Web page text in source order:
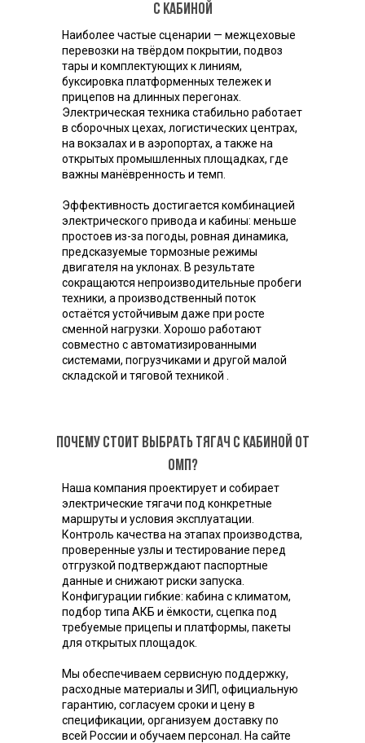
с кабиной
Наиболее частые сценарии — межцеховые
перевозки на твёрдом покрытии, подвоз
тары и комплектующих к линиям,
буксировка платформенных тележек и
прицепов на длинных перегонах.
Электрическая техника стабильно работает
в сборочных цехах, логистических центрах,
на вокзалах и в аэропортах, а также на
открытых промышленных площадках, где
важны манёвренность и темп.
Эффективность достигается комбинацией
электрического привода и кабины: меньше
простоев из-за погоды, ровная динамика,
предсказуемые тормозные режимы
двигателя на уклонах. В результате
сокращаются непроизводительные пробеги
техники, а производственный поток
остаётся устойчивым даже при росте
сменной нагрузки. Хорошо работают
совместно с автоматизированными
системами, погрузчиками и другой малой
складской и тяговой техникой .
Почему стоит выбрать тягач с кабиной от
ОМП?
Наша компания проектирует и собирает
электрические тягачи под конкретные
маршруты и условия эксплуатации.
Контроль качества на этапах производства,
проверенные узлы и тестирование перед
отгрузкой подтверждают паспортные
данные и снижают риски запуска.
Конфигурации гибкие: кабина с климатом,
подбор типа АКБ и ёмкости, сцепка под
требуемые прицепы и платформы, пакеты
для открытых площадок.
Мы обеспечиваем сервисную поддержку,
расходные материалы и ЗИП, официальную
гарантию, согласуем сроки и цену в
спецификации, организуем доставку по
всей России и обучаем персонал. На сайте